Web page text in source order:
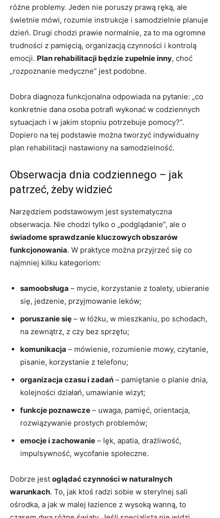
różne problemy. Jeden nie poruszy prawą ręką, ale
świetnie mówi, rozumie instrukcje i samodzielnie planuje
dzień. Drugi chodzi prawie normalnie, za to ma ogromne
trudności z pamięcią, organizacją czynności i kontrolą
emocji. Plan rehabilitacji będzie zupełnie inny, choć
„rozpoznanie medyczne” jest podobne.
Dobra diagnoza funkcjonalna odpowiada na pytanie: „co
konkretnie dana osoba potrafi wykonać w codziennych
sytuacjach i w jakim stopniu potrzebuje pomocy?”.
Dopiero na tej podstawie można tworzyć indywidualny
plan rehabilitacji nastawiony na samodzielność.
Obserwacja dnia codziennego – jak
patrzeć, żeby widzieć
Narzędziem podstawowym jest systematyczna
obserwacja. Nie chodzi tylko o „podglądanie”, ale o
świadome sprawdzanie kluczowych obszarów
funkcjonowania. W praktyce można przyjrzeć się co
najmniej kilku kategoriom:
samoobsługa – mycie, korzystanie z toalety, ubieranie
się, jedzenie, przyjmowanie leków;
poruszanie się – w łóżku, w mieszkaniu, po schodach,
na zewnątrz, z czy bez sprzętu;
komunikacja – mówienie, rozumienie mowy, czytanie,
pisanie, korzystanie z telefonu;
organizacja czasu i zadań – pamiętanie o planie dnia,
kolejności działań, umawianie wizyt;
funkcje poznawcze – uwaga, pamięć, orientacja,
rozwiązywanie prostych problemów;
emocje i zachowanie – lęk, apatia, drażliwość,
impulsywność, wycofanie społeczne.
Dobrze jest oglądać czynności w naturalnych
warunkach. To, jak ktoś radzi sobie w sterylnej sali
ośrodka, a jak w malej łazience z wysoką wanną, to